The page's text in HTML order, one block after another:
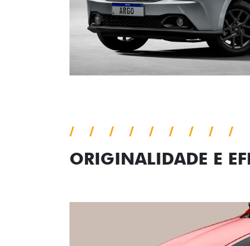
ORIGINALIDADE E